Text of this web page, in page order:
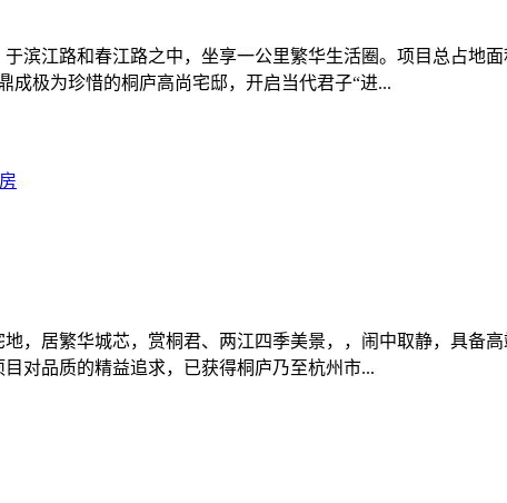
滨江路和春江路之中，坐享一公里繁华生活圈。项目总占地
成极为珍惜的桐庐高尚宅邸，开启当代君子“进...
，居繁华城芯，赏桐君、两江四季美景，，闹中取静，具备
对品质的精益追求，已获得桐庐乃至杭州市...